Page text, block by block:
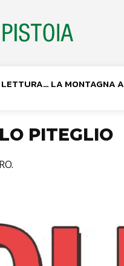
LETTURA… LA MONTAGNA A
PITEGLIO